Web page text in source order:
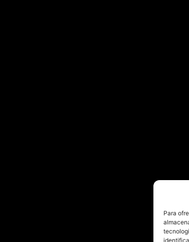
Para